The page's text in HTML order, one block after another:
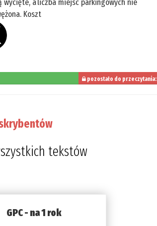
wycięte, a liczba miejsc parkingowych nie
Koszt
pozostało do przeczytania:
tekstów
GPC - na 1 rok